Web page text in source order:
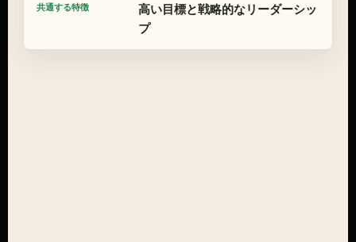
高い目標と戦略的なリーダーシッ
プ